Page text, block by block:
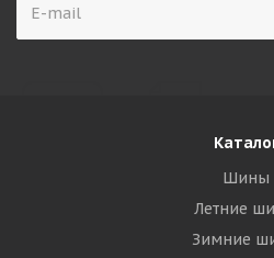
Шины
Летние
Зимние